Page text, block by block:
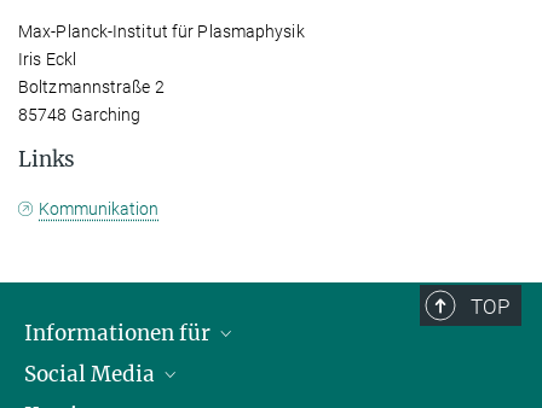
Max-Planck-Institut für Plasmaphysik
Iris Eckl
Boltzmannstraße 2
85748 Garching
Links
Kommunikation
TOP
Informationen für
Journalisten
Social Media